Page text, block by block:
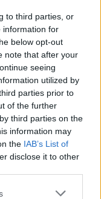
to third parties, or
information for
below opt-out
note that after your
seeing
utilized by
parties prior to
of the further
third parties on the
information may
the IAB’s List of
disclose it to other